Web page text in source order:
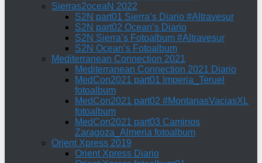
Sierras2oceaN 2022
S2N part01 Sierra’s Diario #Altravesur
S2N part02 Ocean’s Diario
S2N Sierra’s Fotoalbum #Altravesur
S2N Ocean’s Fotoalbum
Mediterranean Connection 2021
Mediterranean Connection 2021 Diario
MedCon2021 part01 Imperia_Teruel
fotoalbum
MedCon2021 part02 #MontanasVaciasXL
fotoalbum
MedCon2021 part03 Caminos
Zaragoza_Almeria fotoalbum
Orient Xpress 2019
Orient Xpress Diario